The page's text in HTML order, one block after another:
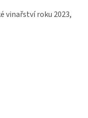
vinařství roku 2023,